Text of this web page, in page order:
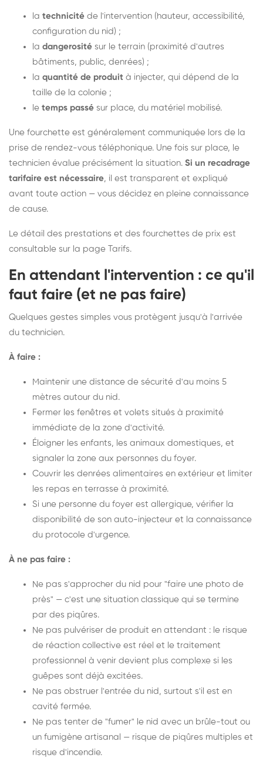
la technicité de l'intervention (hauteur, accessibilité,
configuration du nid) ;
la dangerosité sur le terrain (proximité d'autres
bâtiments, public, denrées) ;
la quantité de produit à injecter, qui dépend de la
taille de la colonie ;
le temps passé sur place, du matériel mobilisé.
Une fourchette est généralement communiquée lors de la
prise de rendez-vous téléphonique. Une fois sur place, le
technicien évalue précisément la situation. Si un recadrage
tarifaire est nécessaire, il est transparent et expliqué
avant toute action — vous décidez en pleine connaissance
de cause.
Le détail des prestations et des fourchettes de prix est
consultable sur la page Tarifs.
En attendant l'intervention : ce qu'il
faut faire (et ne pas faire)
Quelques gestes simples vous protègent jusqu'à l'arrivée
du technicien.
À faire :
Maintenir une distance de sécurité d'au moins 5
mètres autour du nid.
Fermer les fenêtres et volets situés à proximité
immédiate de la zone d'activité.
Éloigner les enfants, les animaux domestiques, et
signaler la zone aux personnes du foyer.
Couvrir les denrées alimentaires en extérieur et limiter
les repas en terrasse à proximité.
Si une personne du foyer est allergique, vérifier la
disponibilité de son auto-injecteur et la connaissance
du protocole d'urgence.
À ne pas faire :
Ne pas s'approcher du nid pour "faire une photo de
près" — c'est une situation classique qui se termine
par des piqûres.
Ne pas pulvériser de produit en attendant : le risque
de réaction collective est réel et le traitement
professionnel à venir devient plus complexe si les
guêpes sont déjà excitées.
Ne pas obstruer l'entrée du nid, surtout s'il est en
cavité fermée.
Ne pas tenter de "fumer" le nid avec un brûle-tout ou
un fumigène artisanal — risque de piqûres multiples et
risque d'incendie.